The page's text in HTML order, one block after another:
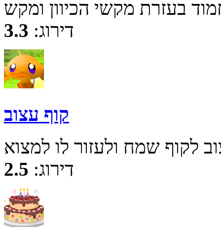
דירוג: 3.3
קוף עצוב
דירוג: 2.5